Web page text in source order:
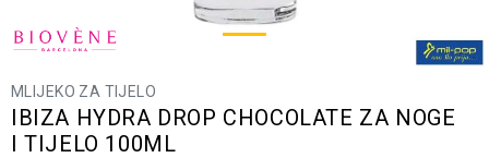
MLIJEKO ZA TIJELO
IBIZA HYDRA DROP CHOCOLATE ZA NOGE
I TIJELO 100ML